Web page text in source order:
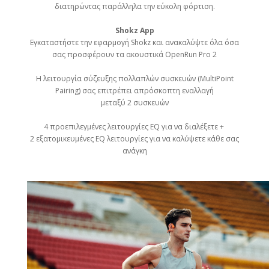
διατηρώντας παράλληλα την εύκολη φόρτιση.
Shokz App
Εγκαταστήστε την εφαρμογή Shokz και ανακαλύψτε όλα όσα
σας προσφέρουν τα ακουστικά OpenRun Pro 2
H λειτουργία σύζευξης πολλαπλών συσκευών (MultiPoint
Pairing) σας επιτρέπει απρόσκοπτη εναλλαγή
μεταξύ 2 συσκευών
4 προεπιλεγμένες λειτουργίες EQ για να διαλέξετε +
2 εξατομικευμένες EQ λειτουργίες για να καλύψετε κάθε σας
ανάγκη